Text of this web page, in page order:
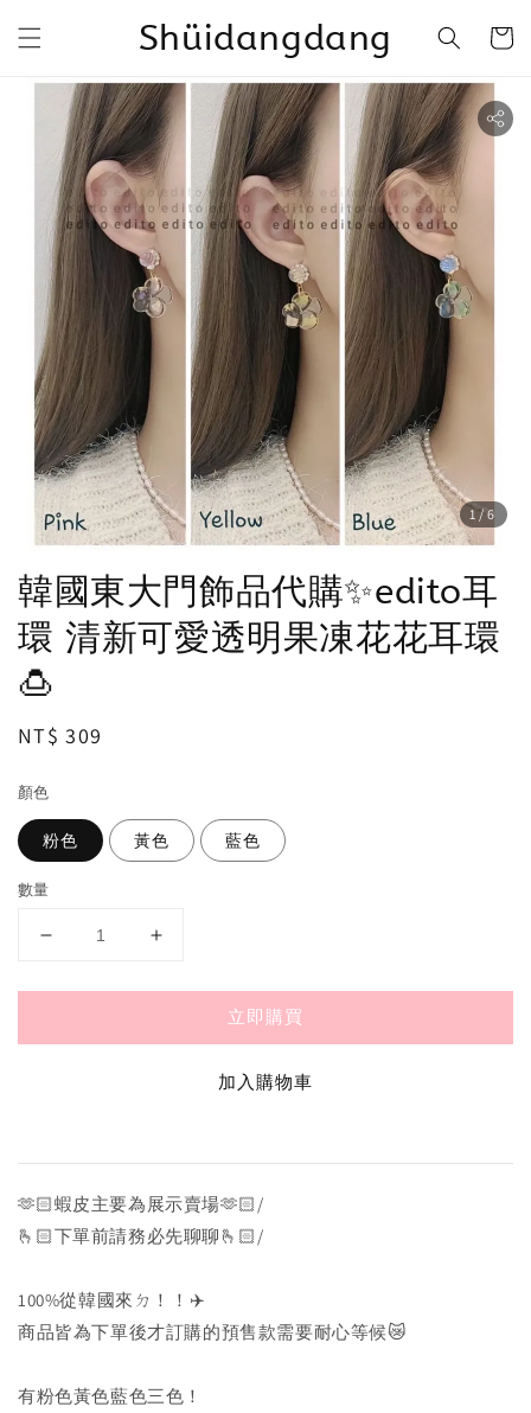
Shüidangdang
1/6
韓國東大門飾品代購✨edito耳
環 清新可愛透明果凍花花耳環
🍮
Regular
NT$ 309
顏色
粉色 黃色 藍色
數量
立即購買
加入購物車
🫶🏻蝦皮主要為展示賣場🫶🏻/
🫰🏻下單前請務必先聊聊🫰🏻/
100%從韓國來ㄉ！！✈️
商品皆為下單後才訂購的預售款需要耐心等候😿
有粉色黃色藍色三色！